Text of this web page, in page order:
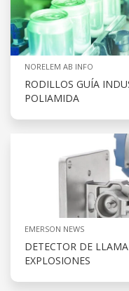
NORELEM AB INFO
RODILLOS GUÍA
POLIAMIDA
EMERSON NEWS
DETECTOR DE
EXPLOSIONES